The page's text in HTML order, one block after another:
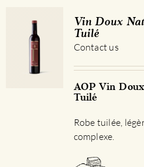
Vin Doux
Tuilé
Contact us
AOP Vin
Tuilé
Robe tuilée,
complexe.